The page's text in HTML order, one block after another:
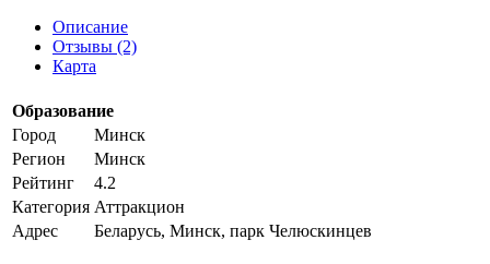
Описание
Отзывы (2)
Карта
Образование
Город
Минск
Регион
Минск
Рейтинг
4.2
Категория Аттракцион
Адрес
Беларусь, Минск, парк Челюскинцев